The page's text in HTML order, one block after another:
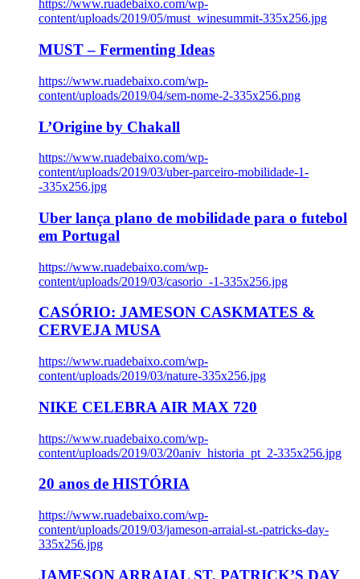
https://www.ruadebaixo.com/wp-
content/uploads/2019/05/must_winesummit-335x256.jpg
MUST – Fermenting Ideas
https://www.ruadebaixo.com/wp-
content/uploads/2019/04/sem-nome-2-335x256.png
L’Origine by Chakall
https://www.ruadebaixo.com/wp-
content/uploads/2019/03/uber-parceiro-mobilidade-1-
-335x256.jpg
Uber lança plano de mobilidade para o futebol
em Portugal
https://www.ruadebaixo.com/wp-
content/uploads/2019/03/casorio_-1-335x256.jpg
CASÓRIO: JAMESON CASKMATES &
CERVEJA MUSA
https://www.ruadebaixo.com/wp-
content/uploads/2019/03/nature-335x256.jpg
NIKE CELEBRA AIR MAX 720
https://www.ruadebaixo.com/wp-
content/uploads/2019/03/20aniv_historia_pt_2-335x256.jpg
20 anos de HISTÓRIA
https://www.ruadebaixo.com/wp-
content/uploads/2019/03/jameson-arraial-st.-patricks-day-
335x256.jpg
JAMESON ARRAIAL ST. PATRICK’S DAY